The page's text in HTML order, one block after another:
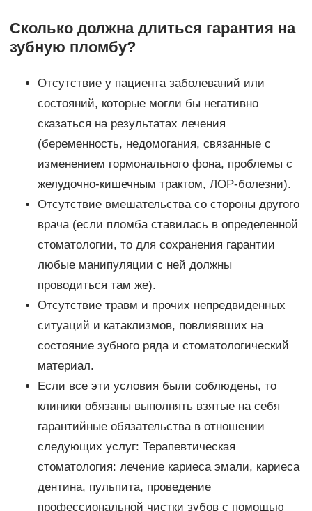
Сколько должна длиться гарантия на
зубную пломбу?
Отсутствие у пациента заболеваний или
состояний, которые могли бы негативно
сказаться на результатах лечения
(беременность, недомогания, связанные с
изменением гормонального фона, проблемы с
желудочно-кишечным трактом, ЛОР-болезни).
Отсутствие вмешательства со стороны другого
врача (если пломба ставилась в определенной
стоматологии, то для сохранения гарантии
любые манипуляции с ней должны
проводиться там же).
Отсутствие травм и прочих непредвиденных
ситуаций и катаклизмов, повлиявших на
состояние зубного ряда и стоматологический
материал.
Если все эти условия были соблюдены, то
клиники обязаны выполнять взятые на себя
гарантийные обязательства в отношении
следующих услуг: Терапевтическая
стоматология: лечение кариеса эмали, кариеса
дентина, пульпита, проведение
профессиональной чистки зубов с помощью